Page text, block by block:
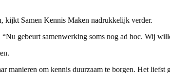
kijkt Samen Kennis Maken nadrukkelijk verder.
gebeurt samenwerking soms nog ad hoc. Wij
manieren om kennis duurzaam te borgen. Het